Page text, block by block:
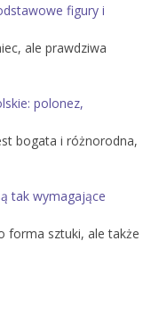
figury i
ale prawdziwa
polonez,
bogata i różnorodna,
tak wymagające
forma sztuki, ale także